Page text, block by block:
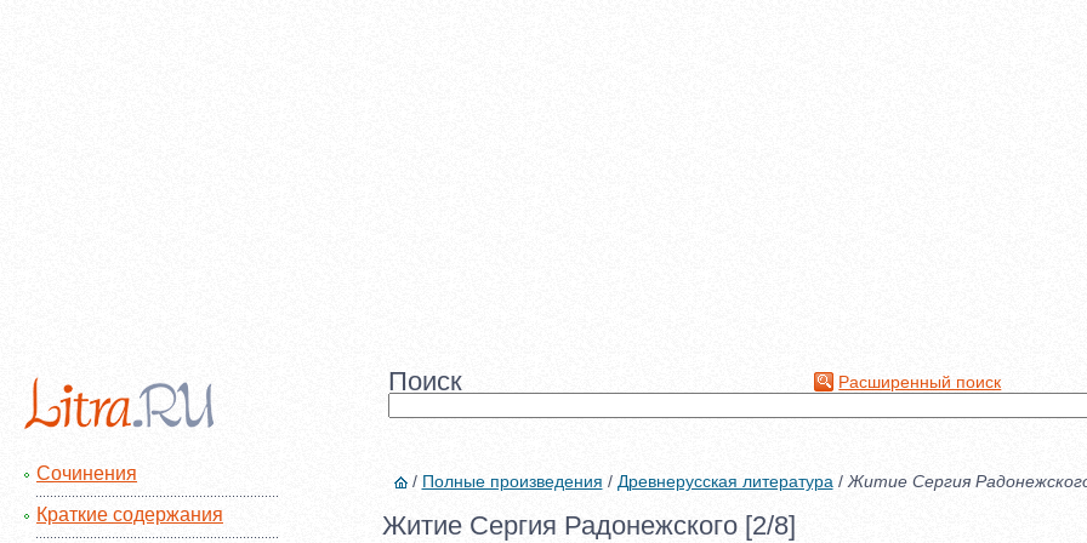
Поиск Расширенный поиск
Сочинения
Краткие содержания
/ Полные произведения / Древнерусская литература / Житие Сергия
Житие Сергия Радонежского [2/8]